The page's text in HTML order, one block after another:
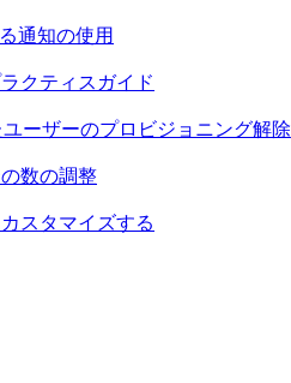
通知の使用
クティスガイド
ーザーのプロビジョニング解除
数の調整
スタマイズする